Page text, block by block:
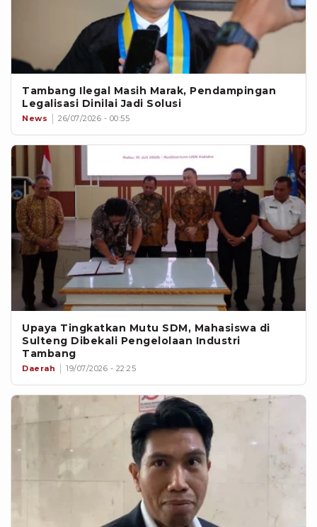
Tambang Ilegal Masih Marak, Pendampingan
Legalisasi Dinilai Jadi Solusi
News 26/07/2026 - 00:55
Upaya Tingkatkan Mutu SDM, Mahasiswa di
Sulteng Dibekali Pengelolaan Industri
Tambang
Daerah 19/07/2026 - 22:25